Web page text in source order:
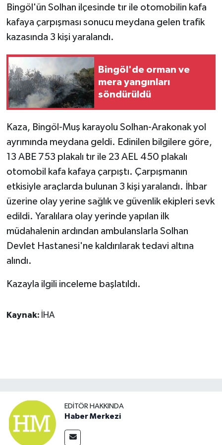
Bingöl'ün Solhan ilçesinde tır ile otomobilin kafa
kafaya çarpışması sonucu meydana gelen trafik
kazasında 3 kişi yaralandı.
Bingöl'de orman ve
mera yangınları
söndürüldü
Kaza, Bingöl-Muş karayolu Solhan-Arakonak yol
ayrımında meydana geldi. Edinilen bilgilere göre,
13 ABE 753 plakalı tır ile 23 AEL 450 plakalı
otomobil kafa kafaya çarpıştı. Çarpışmanın
etkisiyle araçlarda bulunan 3 kişi yaralandı. İhbar
üzerine olay yerine sağlık ve güvenlik ekipleri sevk
edildi. Yaralılara olay yerinde yapılan ilk
müdahalenin ardından ambulanslarla Solhan
Devlet Hastanesi'ne kaldırılarak tedavi altına
alındı.
Kazayla ilgili inceleme başlatıldı.
Kaynak: İHA
EDITÖR HAKKINDA
Haber Merkezi
POLİTİKA
SAĞLIK
SİYASET
SPOR
TEKNOLOJİ
YAŞAM